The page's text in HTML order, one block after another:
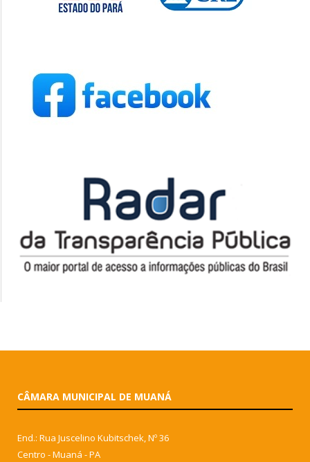
CÂMARA MUNICIPAL DE MUANÁ
End.: Rua Juscelino Kubitschek, Nº 36
Centro - Muaná - PA